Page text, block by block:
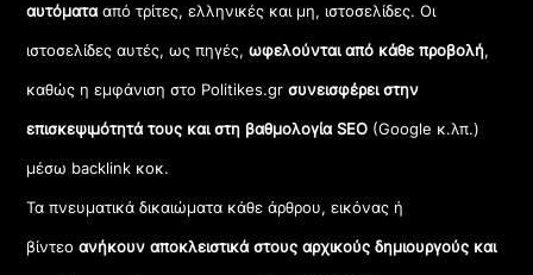
αυτόματααπό τρίτες, ελληνικές και μη, ιστοσελίδες. Οι
ιστοσελίδες αυτές, ως πηγές,ωφελούνται από κάθε προβολή,
καθώς η εμφάνιση στο Politikes.gr συνεισφέρει στην
επισκεψιμότητά τους και στη βαθμολογία SEO (Google κ.λπ.)
μέσω backlink κοκ.
Τα πνευματικά δικαιώματα κάθε άρθρου, εικόνας ή
βίντεοανήκουν αποκλειστικά στους αρχικούς δημιουργούς και